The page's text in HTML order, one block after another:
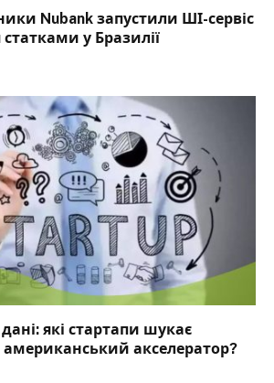
Nubank запустили ШІ-сервіс
у Бразилії
які стартапи шукає
акселератор?